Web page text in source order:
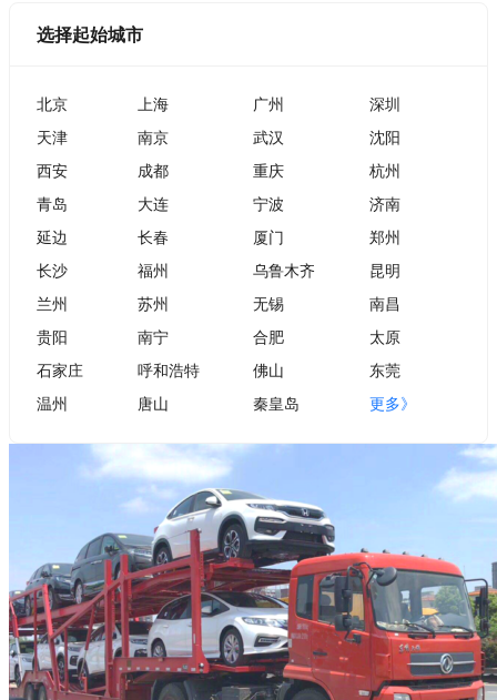
选择起始城市
北京 上海 广州
深圳
天津
南京 武汉
沈阳
西安
成都 重庆
杭州
青岛
大连 宁波
济南
延边
长春 厦门
郑州
长沙
福州 乌鲁木齐
昆明
兰州
苏州 无锡
南昌
贵阳
南宁 合肥
太原
石家庄
呼和浩特 佛山
东莞
温州
唐山 秦皇岛 更多》